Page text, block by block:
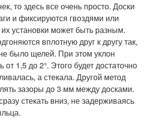
то здесь все очень просто. Доски
и фиксируются гвоздями или
установки может быть разным.
вплотную друг к другу так,
было щелей. При этом уклон
от 1,5 до 2°. Этого будет достаточно
а стекала. Другой метод
зазоры до 3 мм между досками.
стекать вниз, не задерживаясь